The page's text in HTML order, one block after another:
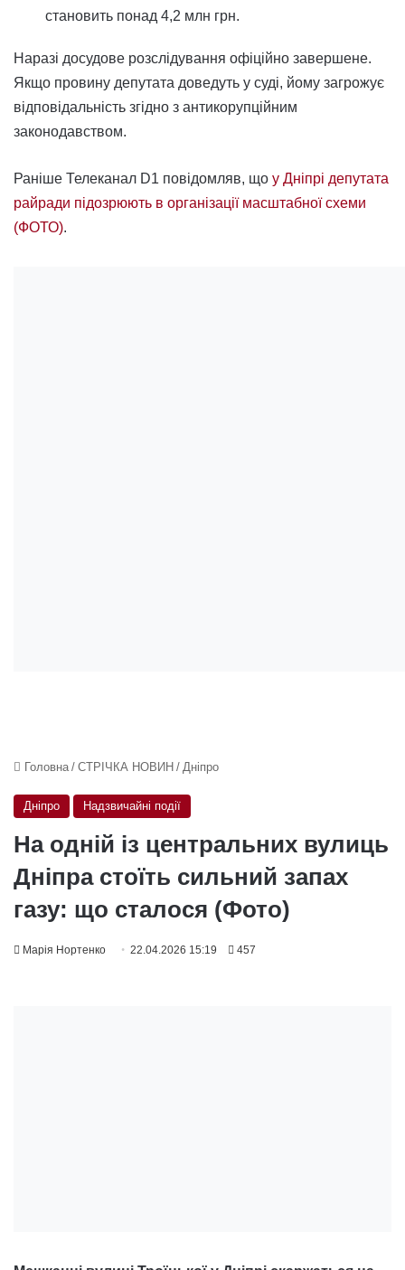
становить понад 4,2 млн грн.
Наразі досудове розслідування офіційно завершене.
Якщо провину депутата доведуть у суді, йому загрожує
відповідальність згідно з антикорупційним
законодавством.
Раніше Телеканал D1 повідомляв, що у Дніпрі депутата
райради підозрюють в організації масштабної схеми
(ФОТО).